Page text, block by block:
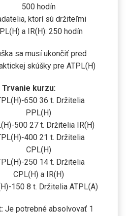
500 hodín
ktorí sú držiteľmi
a IR(H): 250 hodín
sa musí ukončiť pred
skúšky pre ATPL(H)
Trvanie kurzu:
650 36 t. Držitelia
PPL(H)
500 27 t. Držitelia IR(H)
400 21 t. Držitelia
CPL(H)
250 14 t. Držitelia
CPL(H) a IR(H)
150 8 t. Držitelia ATPL(A)
Je potrebné absolvovať 1